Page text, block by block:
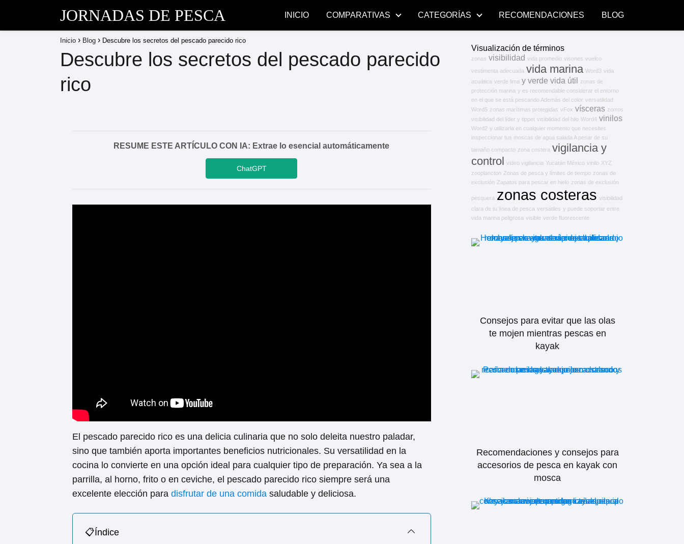
JORNADAS DE PESCA INICIO COMPARATIVAS CATEGORÍAS RECOMENDACIONES BLOG
Inicio Blog Descubre los secretos del pescado parecido rico
Descubre los secretos del pescado parecido
rico
RESUME ESTE ARTÍCULO CON IA: Extrae lo esencial automáticamente
ChatGPT
El pescado parecido rico es una delicia culinaria que no solo deleita nuestro paladar,
sino que también aporta importantes beneficios nutricionales. Su versatilidad en la
cocina lo convierte en una opción ideal para cualquier tipo de preparación. Ya sea a la
parrilla, al horno, frito o en ceviche, el pescado parecido rico siempre será una
excelente elección para disfrutar de una comida saludable y deliciosa.
📋Índice
Visualización de términos
zonas visibilidad vida promedio visones vuelco
vestimenta adecuada vida marina Word3 vida
acuática verde lima y verde vida útil zonas de
protección marina y es recomendable considerar el entorno
en el que se está pescando Además del color versatilidad
Word5 zonas marítimas protegidas vFox vísceras zorros
visibilidad del líder y tippet visibilidad del hilo Word4 vinilos
Word2 y utilizarla en cualquier momento que necesites
inspeccionar tus moscas de agua salada A pesar de su
tamaño compacto zona costera vigilancia y
control video vigilancia Yucatán México vinilo XYZ
zooplancton Zonas de pesca y límites de tiempo zonas de
exclusión Zapatos para pescar en hielo zonas de exclusión
pesquera zonas costeras visibilidad
clara de tu línea de pesca versátiles y puede soportar entre
vida marina peligrosa visible verde fluorescente
Consejos para evitar que las olas
te mojen mientras pescas en
kayak
Recomendaciones y consejos para
accesorios de pesca en kayak con
mosca